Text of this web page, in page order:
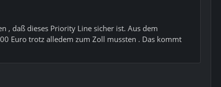
, daß dieses Priority Line sicher ist. Aus dem
Euro trotz alledem zum Zoll mussten . Das kommt